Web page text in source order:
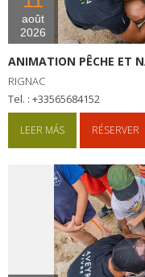
août
2026
ANIMATION PÊCHE ET
RIGNAC
tel. : +33565684152
LEER MÁS RÉSERVER